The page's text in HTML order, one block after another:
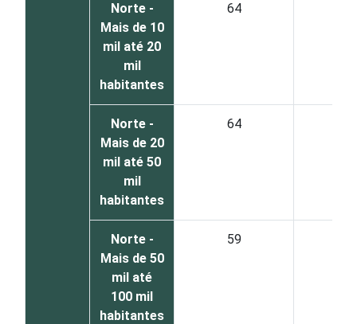
Norte -
Mais de 10
mil até 20
mil
habitantes
64
Norte -
Mais de 20
mil até 50
mil
habitantes
64
Norte -
Mais de 50
mil até
100 mil
habitantes
59